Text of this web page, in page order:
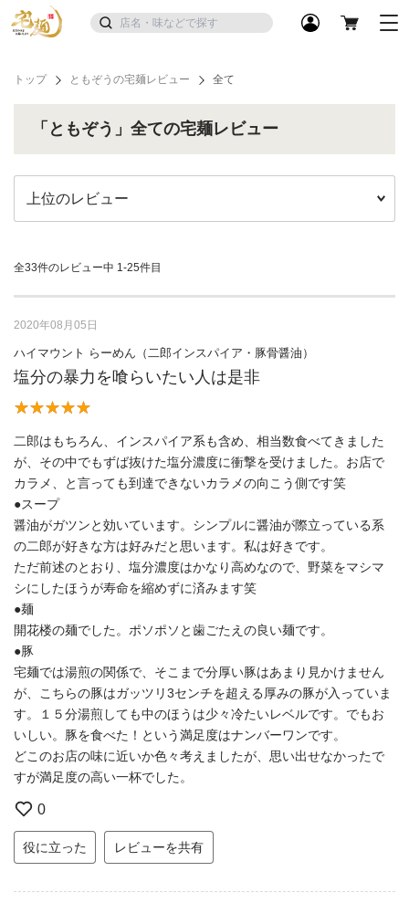
トップ ともぞうの宅麺レビュー 全て
「ともぞう」全ての宅麺レビュー
全33件のレビュー中 1-25件目
2020年08月05日
ハイマウント らーめん（二郎インスパイア・豚骨醤油）
塩分の暴力を喰らいたい人は是非
二郎はもちろん、インスパイア系も含め、相当数食べてきました
が、その中でもずば抜けた塩分濃度に衝撃を受けました。お店で
カラメ、と言っても到達できないカラメの向こう側です笑
●スープ
醤油がガツンと効いています。シンプルに醤油が際立っている系
の二郎が好きな方は好みだと思います。私は好きです。
ただ前述のとおり、塩分濃度はかなり高めなので、野菜をマシマ
シにしたほうが寿命を縮めずに済みます笑
●麺
開花楼の麺でした。ポソポソと歯ごたえの良い麺です。
●豚
宅麺では湯煎の関係で、そこまで分厚い豚はあまり見かけません
が、こちらの豚はガッツリ3センチを超える厚みの豚が入っていま
す。１５分湯煎しても中のほうは少々冷たいレベルです。でもお
いしい。豚を食べた！という満足度はナンバーワンです。
どこのお店の味に近いか色々考えましたが、思い出せなかったで
すが満足度の高い一杯でした。
0
役に立った レビューを共有